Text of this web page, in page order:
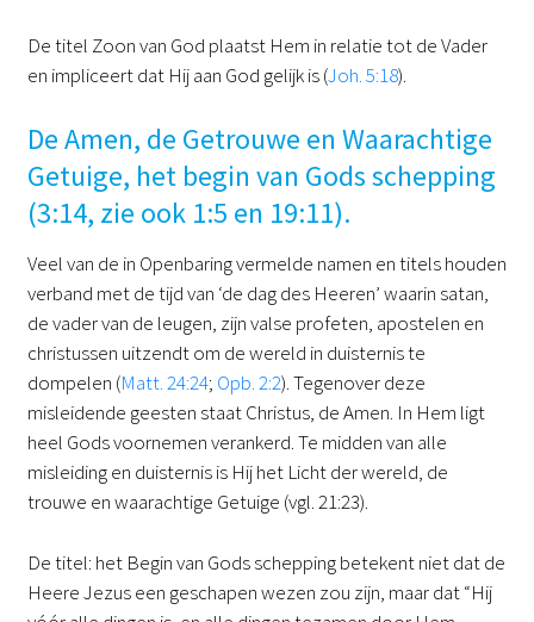
De titel Zoon van God plaatst Hem in relatie tot de Vader
en impliceert dat Hij aan God gelijk is (Joh. 5:18).
De Amen, de Getrouwe en Waarachtige
Getuige, het begin van Gods schepping
(3:14, zie ook 1:5 en 19:11).
Veel van de in Openbaring vermelde namen en titels houden
verband met de tijd van ‘de dag des Heeren’ waarin satan,
de vader van de leugen, zijn valse profeten, apostelen en
christussen uitzendt om de wereld in duisternis te
dompelen (Matt. 24:24; Opb. 2:2). Tegenover deze
misleidende geesten staat Christus, de Amen. In Hem ligt
heel Gods voornemen verankerd. Te midden van alle
misleiding en duisternis is Hij het Licht der wereld, de
trouwe en waarachtige Getuige (vgl. 21:23).
De titel: het Begin van Gods schepping betekent niet dat de
Heere Jezus een geschapen wezen zou zijn, maar dat “Hij